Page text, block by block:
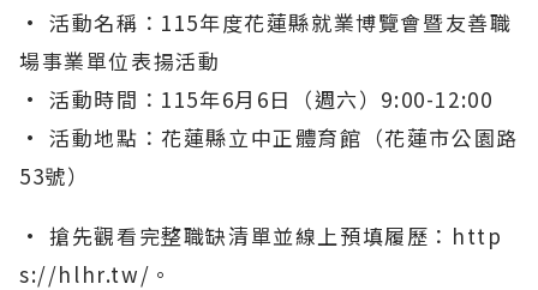
• 活動名稱：115年度花蓮縣就業博覽會暨友善職
場事業單位表揚活動
• 活動時間：115年6月6日（週六）9:00-12:00
• 活動地點：花蓮縣立中正體育館（花蓮市公園路
53號）
• 搶先觀看完整職缺清單並線上預填履歷：http
s://hlhr.tw/。